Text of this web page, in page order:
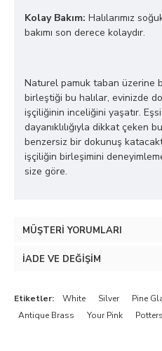
Kolay Bakım: Halılarımız
bakımı son derece kolaydır.
Naturel pamuk taban üzerine
birleştiği bu halılar, evinizde
işçiliğinin inceliğini yaşatır.
dayanıklılığıyla dikkat çeken
benzersiz bir dokunuş
işçiliğin birleşimini
size göre.
MÜŞTERI YORUMLARI
İADE VE DEĞIŞIM
Etiketler: White Silver Pine
Antique Brass
Your Pink